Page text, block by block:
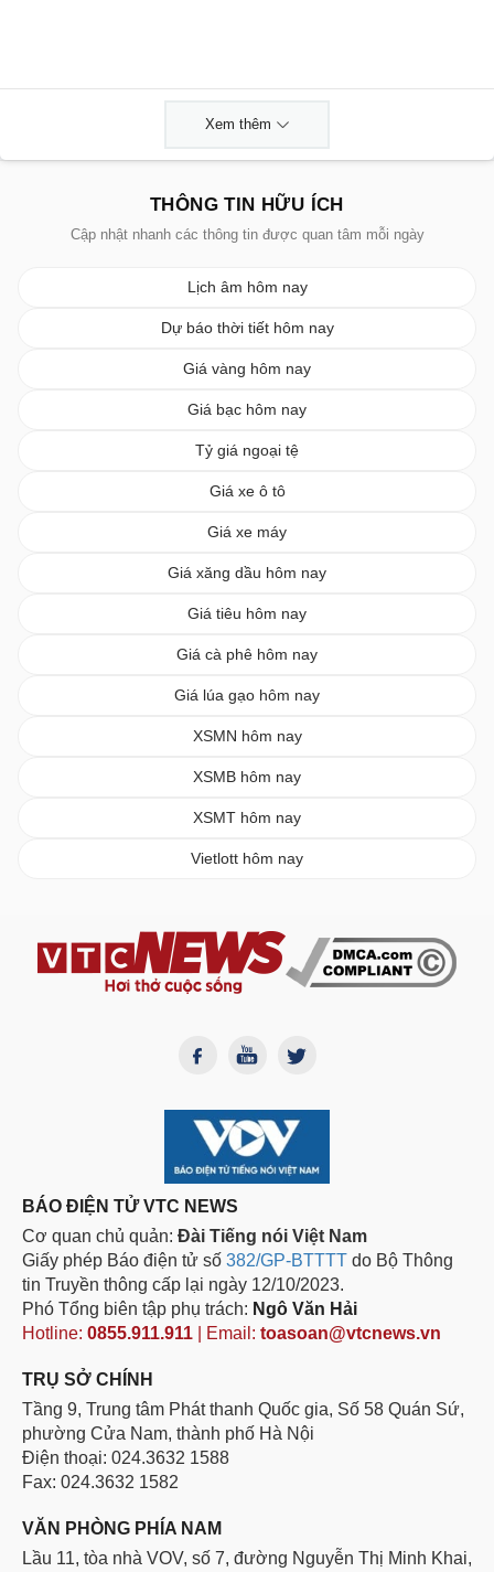
Xem thêm
THÔNG TIN HỮU ÍCH
Cập nhật nhanh các thông tin được quan tâm mỗi ngày
Lịch âm hôm nay
Dự báo thời tiết hôm nay
Giá vàng hôm nay
Giá bạc hôm nay
Tỷ giá ngoại tệ
Giá xe ô tô
Giá xe máy
Giá xăng dầu hôm nay
Giá tiêu hôm nay
Giá cà phê hôm nay
Giá lúa gạo hôm nay
XSMN hôm nay
XSMB hôm nay
XSMT hôm nay
Vietlott hôm nay
BÁO ĐIỆN TỬ VTC NEWS
Cơ quan chủ quản: Đài Tiếng nói Việt Nam
Giấy phép Báo điện tử số 382/GP-BTTTT do Bộ Thông
tin Truyền thông cấp lại ngày 12/10/2023.
Phó Tổng biên tập phụ trách: Ngô Văn Hải
Hotline: 0855.911.911 | Email: toasoan@vtcnews.vn
TRỤ SỞ CHÍNH
Tầng 9, Trung tâm Phát thanh Quốc gia, Số 58 Quán Sứ,
phường Cửa Nam, thành phố Hà Nội
Điện thoại: 024.3632 1588
Fax: 024.3632 1582
VĂN PHÒNG PHÍA NAM
Lầu 11, tòa nhà VOV, số 7, đường Nguyễn Thị Minh Khai,